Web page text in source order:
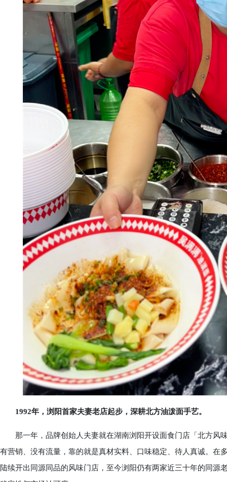
1992年，浏阳首家夫妻老店起步，深耕北方油泼面手艺。
那一年，品牌创始人夫妻就在湖南浏阳开设面食门店「北方风
有营销、没有流量，靠的就是真材实料、口味稳定、待人真诚。在
陆续开出同源同品的风味门店，至今浏阳仍有两家近三十年的同